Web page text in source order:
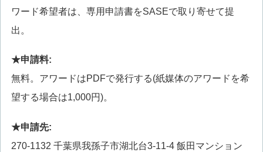
ワード希望者は、専用申請書をSASEで取り寄せて提
出。
★申請料:
無料。アワードはPDFで発行する(紙媒体のアワードを希
望する場合は1,000円)。
★申請先:
270-1132 千葉県我孫子市湖北台3-11-4 飯田マンション